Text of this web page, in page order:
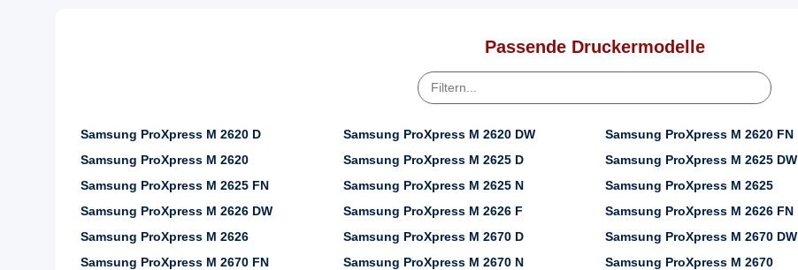
Passende Druckermodelle
Samsung ProXpress M 2620 D Samsung ProXpress M 2620 DW Samsung ProXpress M 2620 FN
Samsung ProXpress M 2620
Samsung ProXpress M 2625 D Samsung ProXpress M 2625 DW
Samsung ProXpress M 2625 FN
Samsung ProXpress M 2625 N Samsung ProXpress M 2625
Samsung ProXpress M 2626 DW
Samsung ProXpress M 2626 F Samsung ProXpress M 2626 FN
Samsung ProXpress M 2626
Samsung ProXpress M 2670 D Samsung ProXpress M 2670 DW
Samsung ProXpress M 2670 FN
Samsung ProXpress M 2670 N Samsung ProXpress M 2670